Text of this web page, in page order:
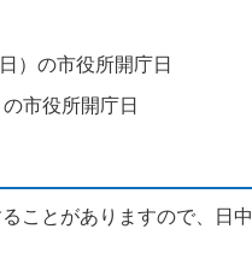
）の市役所開庁日
市役所開庁日
ことがありますので、日中